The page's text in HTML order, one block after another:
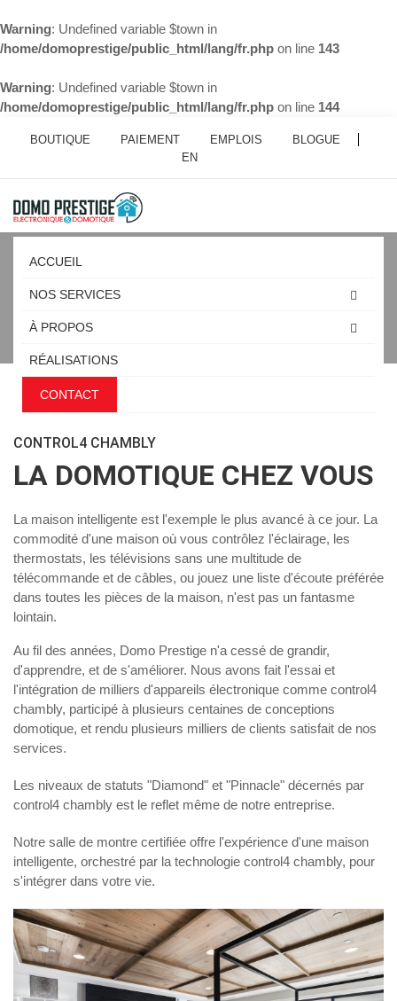
Warning: Undefined variable $town in
/home/domoprestige/public_html/lang/fr.php on line 143
Warning: Undefined variable $town in
/home/domoprestige/public_html/lang/fr.php on line 144
BOUTIQUE PAIEMENT EMPLOIS
BLOGUE
EN
ACCUEIL
NOS SERVICES
À PROPOS
RÉALISATIONS
CONTACT
CONTROL4 CHAMBLY
CONTROL4 CHAMBLY
LA DOMOTIQUE CHEZ VOUS
La maison intelligente est l'exemple le plus avancé à ce jour. La
commodité d'une maison où vous contrôlez l'éclairage, les
thermostats, les télévisions sans une multitude de
télécommande et de câbles, ou jouez une liste d'écoute préférée
dans toutes les pièces de la maison, n'est pas un fantasme
lointain.
Au fil des années, Domo Prestige n'a cessé de grandir,
d'apprendre, et de s'améliorer. Nous avons fait l'essai et
l'intégration de milliers d'appareils électronique comme control4
chambly, participé à plusieurs centaines de conceptions
domotique, et rendu plusieurs milliers de clients satisfait de nos
services.
Les niveaux de statuts "Diamond" et "Pinnacle" décernés par
control4 chambly est le reflet même de notre entreprise.
Notre salle de montre certifiée offre l'expérience d'une maison
intelligente, orchestré par la technologie control4 chambly, pour
s'intégrer dans votre vie.